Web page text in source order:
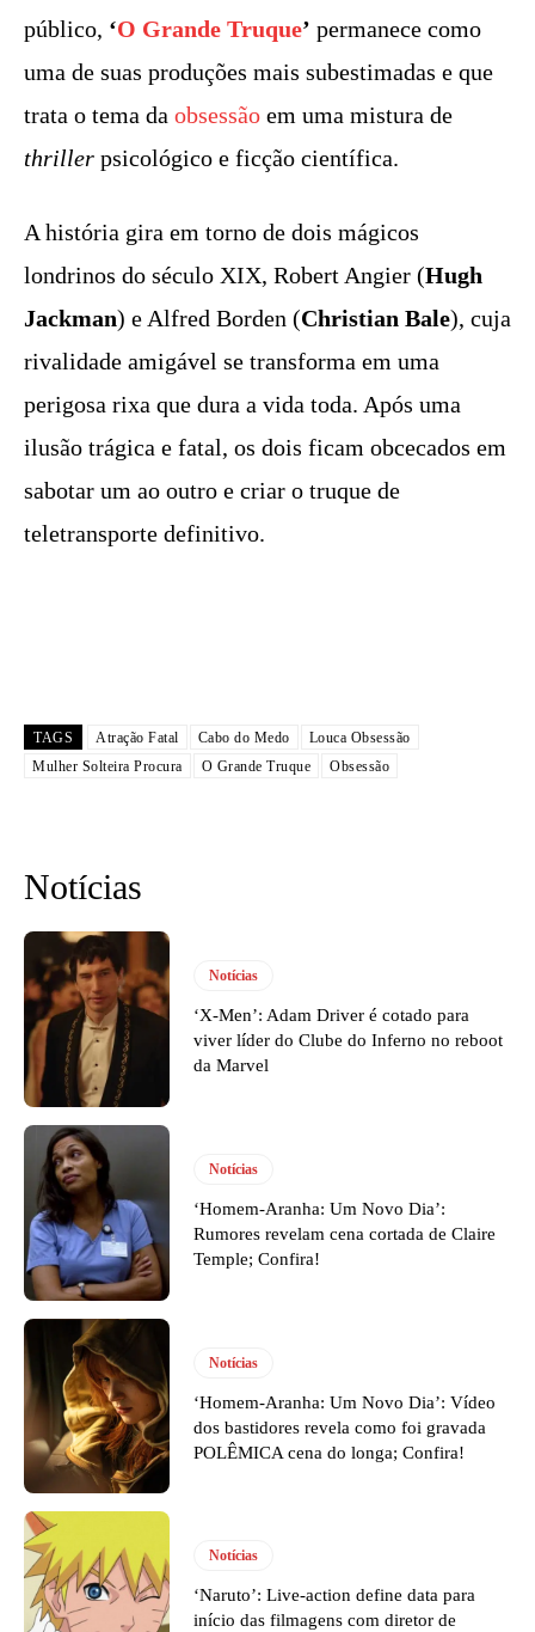
público, ‘O Grande Truque’ permanece como
uma de suas produções mais subestimadas e que
trata o tema da obsessão em uma mistura de
thriller psicológico e ficção científica.
A história gira em torno de dois mágicos
londrinos do século XIX, Robert Angier (Hugh
Jackman) e Alfred Borden (Christian Bale), cuja
rivalidade amigável se transforma em uma
perigosa rixa que dura a vida toda. Após uma
ilusão trágica e fatal, os dois ficam obcecados em
sabotar um ao outro e criar o truque de
teletransporte definitivo.
TAGS Atração Fatal Cabo do Medo
Louca Obsessão
Mulher Solteira Procura
O Grande Truque Obsessão
Notícias
Notícias
‘X-Men’: Adam Driver é cotado para
viver líder do Clube do Inferno no reboot
da Marvel
Notícias
‘Homem-Aranha: Um Novo Dia’:
Rumores revelam cena cortada de Claire
Temple; Confira!
Notícias
‘Homem-Aranha: Um Novo Dia’: Vídeo
dos bastidores revela como foi gravada
POLÊMICA cena do longa; Confira!
Notícias
‘Naruto’: Live-action define data para
início das filmagens com diretor de